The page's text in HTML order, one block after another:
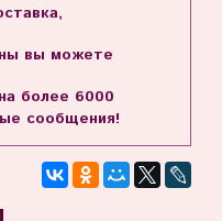
вы можете
более 6000
сообщения!